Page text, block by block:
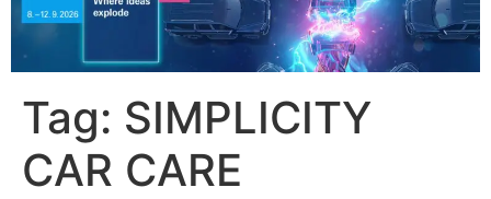
Tag: SIMPLICITY
CAR CARE